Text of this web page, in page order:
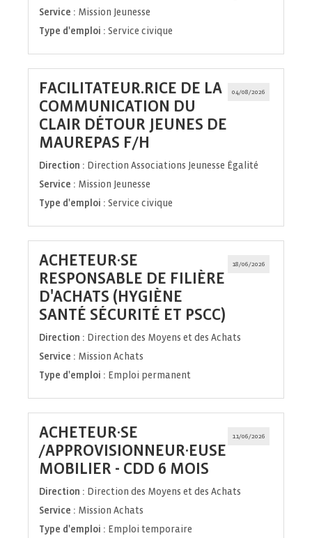
Service : Mission Jeunesse
Type d'emploi : Service civique
04/08/2026
FACILITATEUR.RICE DE LA
COMMUNICATION DU
CLAIR DÉTOUR JEUNES DE
MAUREPAS F/H
fenêtre)
Direction : Direction Associations Jeunesse Égalité
Service : Mission Jeunesse
Type d'emploi : Service civique
18/06/2026
ACHETEUR·SE
RESPONSABLE DE FILIÈRE
D'ACHATS (HYGIÈNE
SANTÉ SÉCURITÉ ET PSCC)
fenêtre)
Direction : Direction des Moyens et des Achats
Service : Mission Achats
Type d'emploi : Emploi permanent
11/06/2026
ACHETEUR·SE
/APPROVISIONNEUR·EUSE
MOBILIER - CDD 6 MOIS
fenêtre)
Direction : Direction des Moyens et des Achats
Service : Mission Achats
Type d'emploi : Emploi temporaire